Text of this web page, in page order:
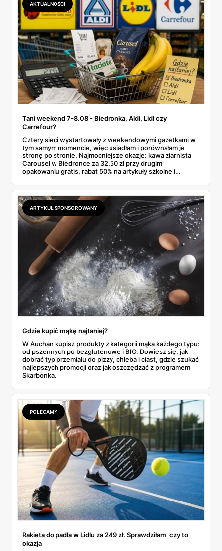
AKTUALNOŚCI
Tani weekend 7-8.08 - Biedronka, Aldi, Lidl czy
Carrefour?
Cztery sieci wystartowały z weekendowymi gazetkami w
tym samym momencie, więc usiadłam i porównałam je
stronę po stronie. Najmocniejsze okazje: kawa ziarnista
Carousel w Biedronce za 32,50 zł przy drugim
opakowaniu gratis, rabat 50% na artykuły szkolne i
2,99 zł za kilogram, ale wyłącznie w sobotę z aplikacją. Aldi
odpowiada masłem za 2,99 zł. Werdykt w skrócie:
najwięcej wyciśniesz z Biedronki, po świeże warzywa jedź
do Aldi.
ARTYKUŁ SPONSOROWANY
Gdzie kupić mąkę najtaniej?
W Auchan kupisz produkty z kategorii mąka każdego typu:
od pszennych po bezglutenowe i BIO. Dowiesz się, jak
dobrać typ przemiału do pizzy, chleba i ciast, gdzie szukać
najlepszych promocji oraz jak oszczędzać z programem
Skarbonka.
POLECAMY
Rakieta do padla w Lidlu za 249 zł. Sprawdziłam, czy to
okazja